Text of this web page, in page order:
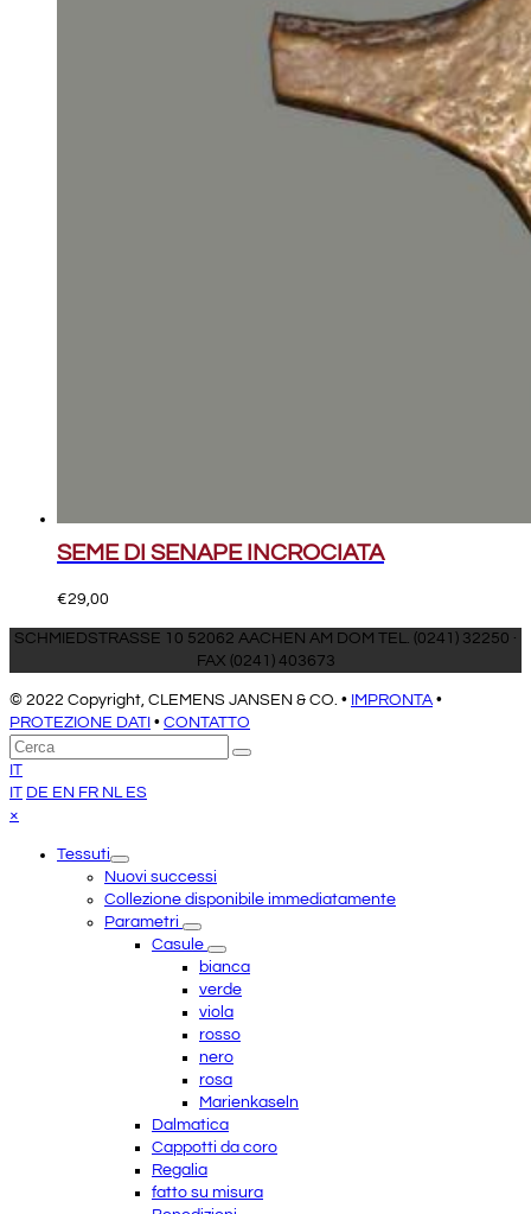
SEME DI SENAPE INCROCIATA
€29,00
SCHMIEDSTRASSE 10 52062 AACHEN AM DOM TEL. (0241) 32250 ·
FAX (0241) 403673
© 2022 Copyright, CLEMENS JANSEN & CO. • IMPRONTA •
PROTEZIONE DATI • CONTATTO
Torna
in
cima
Cerca
Invia
IT
IT DE EN FR NL ES
×
menuTessuti
Nuovi successi
Collezione disponibile immediatamente
Parametri
Casule
bianca
verde
viola
rosso
nero
rosa
Marienkaseln
Dalmatica
Cappotti da coro
Regalia
fatto su misura